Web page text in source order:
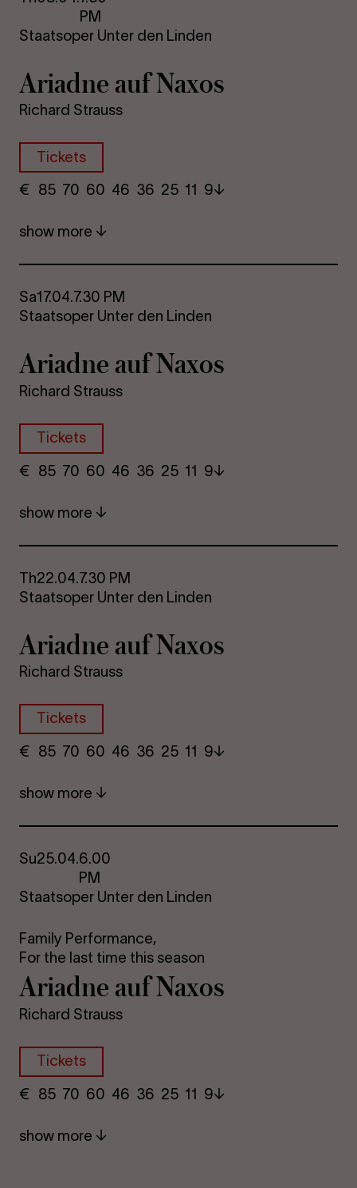
PM
Staatsoper Unter den Linden
Ariadne auf Naxos
Richard Strauss
Tickets
€ ​ 85 70 60​ 46 36 25​ 11 9
show more
Sa17.04.7.30 PM
Staatsoper Unter den Linden
Ariadne auf Naxos
Richard Strauss
Tickets
€ ​ 85 70 60​ 46 36 25​ 11 9
show more
Th22.04.7.30 PM
Staatsoper Unter den Linden
Ariadne auf Naxos
Richard Strauss
Tickets
€ ​ 85 70 60​ 46 36 25​ 11 9
show more
Su25.04.6.00
PM
Staatsoper Unter den Linden
Family Performance,
For the last time this season
Ariadne auf Naxos
Richard Strauss
Tickets
€ ​ 85 70 60​ 46 36 25​ 11 9
show more